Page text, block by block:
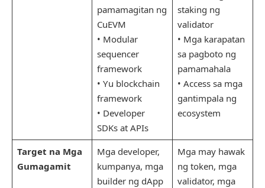
pamamagitan ng
CuEVM
• Modular
sequencer
framework
• Yu blockchain
framework
• Developer
SDKs at APIs
staking ng
validator
• Mga karapatan
sa pagboto ng
pamamahala
• Access sa mga
gantimpala ng
ecosystem
Target na Mga
Gumagamit
Mga developer,
kumpanya, mga
builder ng dApp
Mga may hawak
ng token, mga
validator, mga